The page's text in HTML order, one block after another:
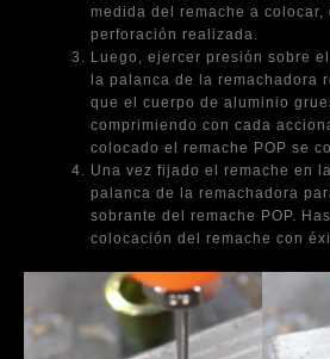
medida del remache a
perforación realizada.
Luego, ejercer presión sobre
la palanca de la remachadora
que el cuerpo de aluminio
comprimiendo con cada
colocado el remache POP se
Una vez fijado el remache en
palanca de la remachadora
sobrante del remache POP.
colocación del remache con